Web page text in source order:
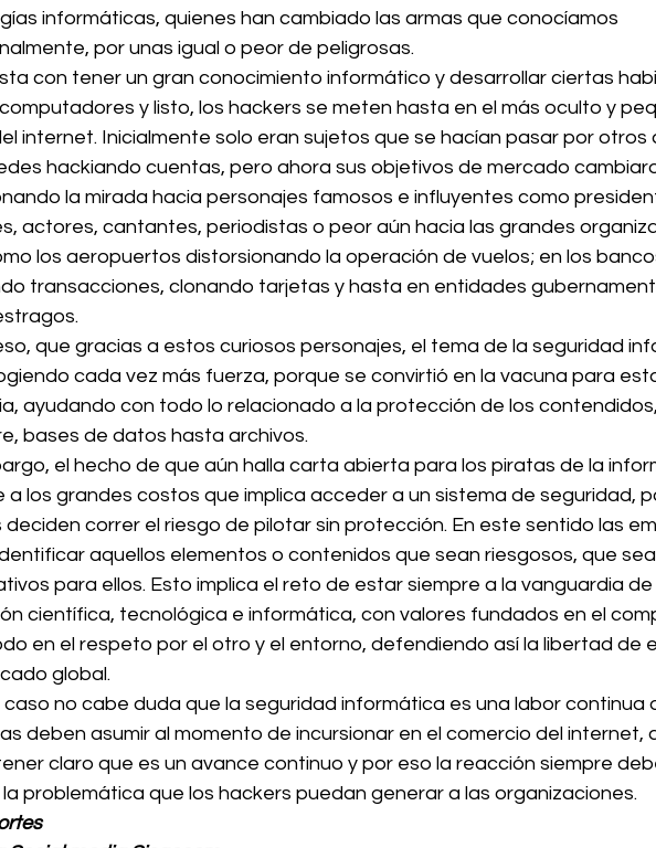
informáticas, quienes han cambiado las armas que conocíamos
por unas igual o peor de peligrosas.
con tener un gran conocimiento informático y desarrollar ciertas
y listo, los hackers se meten hasta en el más oculto y
internet. Inicialmente solo eran sujetos que se hacían pasar por otros
hackiando cuentas, pero ahora sus objetivos de mercado
la mirada hacia personajes famosos e influyentes como
actores, cantantes, periodistas o peor aún hacia las grandes
los aeropuertos distorsionando la operación de vuelos; en los
transacciones, clonando tarjetas y hasta en entidades
que gracias a estos curiosos personajes, el tema de la seguridad
cada vez más fuerza, porque se convirtió en la vacuna para
ayudando con todo lo relacionado a la protección de los
bases de datos hasta archivos.
el hecho de que aún halla carta abierta para los piratas de la
a los grandes costos que implica acceder a un sistema de seguridad,
deciden correr el riesgo de pilotar sin protección. En este sentido las
aquellos elementos o contenidos que sean riesgosos, que
para ellos. Esto implica el reto de estar siempre a la vanguardia de
científica, tecnológica e informática, con valores fundados en el
en el respeto por el otro y el entorno, defendiendo así la libertad de
global.
caso no cabe duda que la seguridad informática es una labor continua
deben asumir al momento de incursionar en el comercio del internet,
claro que es un avance continuo y por eso la reacción siempre
problemática que los hackers puedan generar a las organizaciones.